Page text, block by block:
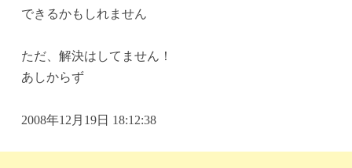
できるかもしれません
ただ、解決はしてません！
あしからず
2008年12月19日 18:12:38